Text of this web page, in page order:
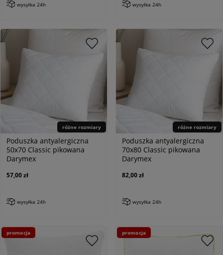
wysyłka 24h wysyłka 24h
różne rozmiary
Poduszka antyalergiczna
50x70 Classic pikowana
Darymex
57,00 zł
wysyłka 24h
różne rozmiary
Poduszka antyalergiczna
70x80 Classic pikowana
Darymex
82,00 zł
wysyłka 24h
promocja promocja